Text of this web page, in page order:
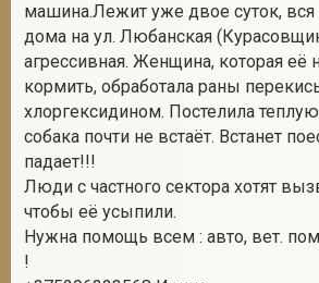
машина.Лежит уже двое суток,
дома на ул. Любанская
агрессивная. Женщина, которая её
кормить, обработала раны
хлоргексидином. Постелила
собака почти не встаёт. Встанет
падает!!!
Люди с частного сектора хотят
чтобы её усыпили.
Нужна помощь всем : авто, вет.
!